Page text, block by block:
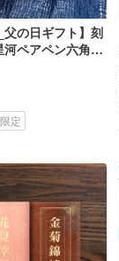
父の日ギフト】刻
ペアペン六角万
ペン
定